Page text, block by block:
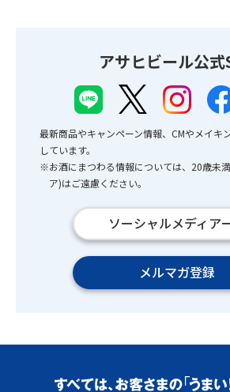
アサヒビール公式
最新商品やキャンペーン情報、CMやメイキ
しています。
※お酒にまつわる情報については、20歳未
ア)はご遠慮ください。
ソーシャルメディア
メルマガ登録